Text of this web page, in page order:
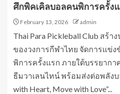
ศึกพิคเคิลบอลคนพิการครั้ง
February 13, 2026 admin
Thai Para Pickleball Club สร้
ของวงการกีฬาไทย จัดการแข่
พิการครั้งแรก ภายใต้บรรยาก
ธีมวาเลนไทน์ พร้อมส่งต่อพลัง
with Heart, Move with Love”...